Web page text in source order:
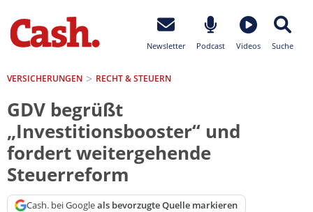
Newsletter Podcast Videos Suche
VERSICHERUNGEN RECHT & STEUERN
GDV begrüßt
„Investitionsbooster“ und
fordert weitergehende
Steuerreform
Cash. bei Googleals bevorzugte Quelle markieren